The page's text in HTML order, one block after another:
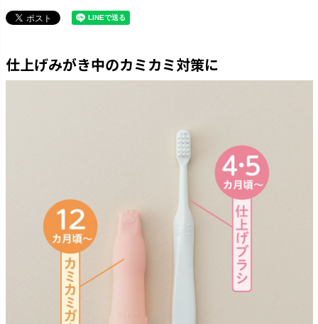
仕上げみがき中のカミカミ対策に